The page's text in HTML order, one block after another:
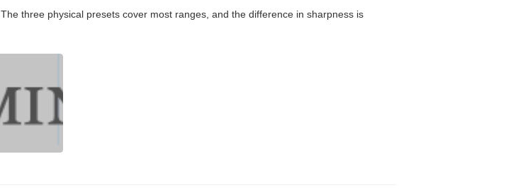
three physical presets cover most ranges, and the difference in sharpness is